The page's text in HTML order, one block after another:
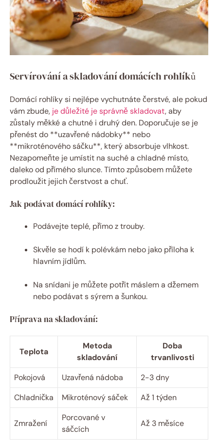
Servírování a skladování domácích rohlíků
Domácí rohlíky si nejlépe vychutnáte čerstvé, ale pokud
vám zbude, je důležité je správně skladovat, aby
zůstaly měkké a chutné i druhý den. Doporučuje se je
přenést do **uzavřené nádobky** nebo
**mikroténového sáčku**, který absorbuje vlhkost.
Nezapomeňte je umístit na suché a chladné místo,
daleko od přímého slunce. Tímto způsobem můžete
prodloužit jejich čerstvost a chuť.
Jak podávat domácí rohlíky:
Podávejte teplé, přímo z trouby.
Skvěle se hodí k polévkám nebo jako příloha k
hlavním jídlům.
Na snídani je můžete potřít máslem a džemem
nebo podávat s sýrem a šunkou.
Příprava na skladování:
Teplota
Metoda
skladování
Doba
trvanlivosti
Pokojová
Uzavřená nádoba
2-3 dny
Chladnička
Mikroténový sáček Až 1 týden
Zmražení
Porcované v
sáčcích
Až 3 měsíce